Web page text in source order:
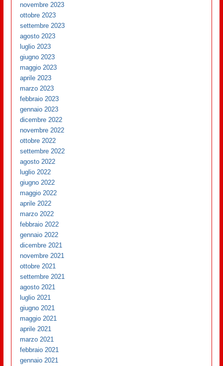
novembre 2023
ottobre 2023
settembre 2023
agosto 2023
luglio 2023
giugno 2023
maggio 2023
aprile 2023
marzo 2023
febbraio 2023
gennaio 2023
dicembre 2022
novembre 2022
ottobre 2022
settembre 2022
agosto 2022
luglio 2022
giugno 2022
maggio 2022
aprile 2022
marzo 2022
febbraio 2022
gennaio 2022
dicembre 2021
novembre 2021
ottobre 2021
settembre 2021
agosto 2021
luglio 2021
giugno 2021
maggio 2021
aprile 2021
marzo 2021
febbraio 2021
gennaio 2021